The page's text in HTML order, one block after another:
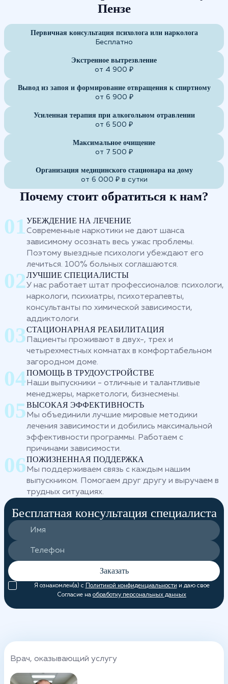
Пензе
Первичная консультация психолога или нарколога
Бесплатно
Экстренное вытрезвление
от 4 900 ₽
Вывод из запоя и формирование отвращения к спиртному
от 6 900 ₽
Усиленная терапия при алкогольном отравлении
от 6 500 ₽
Максимальное очищение
от 7 500 ₽
Организация медицинского стационара на дому
от 6 000 ₽ в сутки
Почему стоит обратиться к нам?
УБЕЖДЕНИЕ НА ЛЕЧЕНИЕ
Современные наркотики не дают шанса
зависимому осознать весь ужас проблемы.
Поэтому выездные психологи убеждают его
лечиться. 100% больных соглашаются.
ЛУЧШИЕ СПЕЦИАЛИСТЫ
У нас работает штат профессионалов: психологи,
наркологи, психиатры, психотерапевты,
консультанты по химической зависимости,
аддиктологи.
СТАЦИОНАРНАЯ РЕАБИЛИТАЦИЯ
Пациенты проживают в двух-, трех и
четырехместных комнатах в комфортабельном
загородном доме.
ПОМОЩЬ В ТРУДОУСТРОЙСТВЕ
Наши выпускники - отличные и талантливые
менеджеры, маркетологи, бизнесмены.
ВЫСОКАЯ ЭФФЕКТИВНОСТЬ
Мы объединили лучшие мировые методики
лечения зависимости и добились максимальной
эффективности программы. Работаем с
причинами зависимости.
ПОЖИЗНЕННАЯ ПОДДЕРЖКА
Мы поддерживаем связь с каждым нашим
выпускником. Помогаем друг другу и выручаем в
трудных ситуациях.
Бесплатная консультация специалиста
Заказать
Я ознакомлен(а) с Политикой конфиденциальности и даю свое
Согласие на обработку персональных данных
Врач, оказывающий услугу